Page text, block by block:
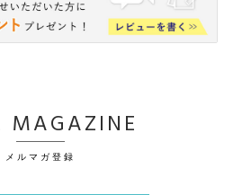
MAGAZINE
メルマガ登録